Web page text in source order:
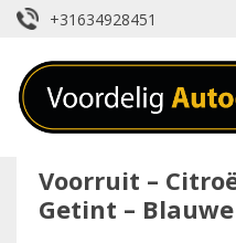
+31634928451
Voorruit –
Getint –